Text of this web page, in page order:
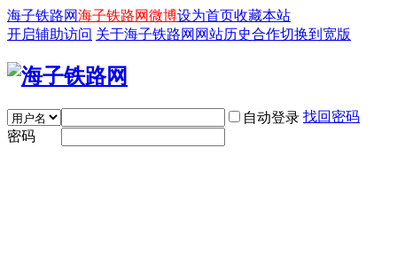
海子铁路网海子铁路网微博设为首页收藏本站
开启辅助访问 关于海子铁路网 网站历史合作切换到宽版
自动登录 找回密码
密码